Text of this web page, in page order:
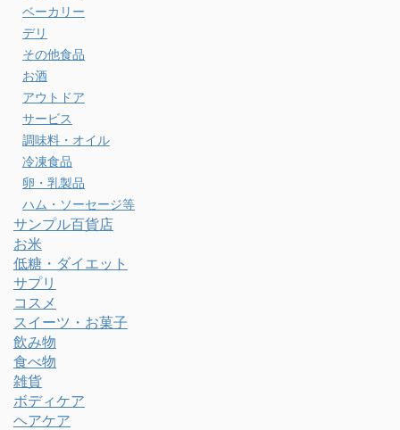
ベーカリー
デリ
その他食品
お酒
アウトドア
サービス
調味料・オイル
冷凍食品
卵・乳製品
ハム・ソーセージ等
サンプル百貨店
お米
低糖・ダイエット
サプリ
コスメ
スイーツ・お菓子
飲み物
食べ物
雑貨
ボディケア
ヘアケア